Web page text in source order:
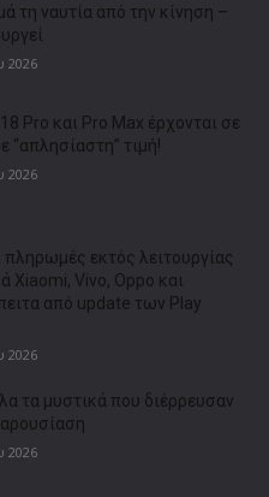
τη ναυτία από την κίνηση –
2026
Pro και Pro Max έρχονται σε
“απλησίαστη” τιμή!
2026
εκτός λειτουργίας
Xiaomi, Vivo, Oppo και
από update των Play
2026
τα μυστικά που διέρρευσαν
2026